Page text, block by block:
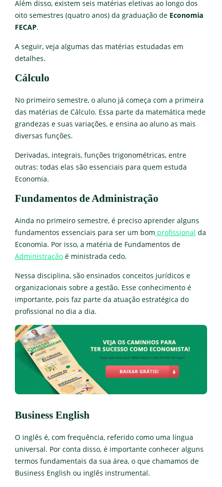
Além disso, existem seis matérias eletivas ao longo dos
oito semestres (quatro anos) da graduação de Economia
FECAP.
A seguir, veja algumas das matérias estudadas em
detalhes.
Cálculo
No primeiro semestre, o aluno já começa com a primeira
das matérias de Cálculo. Essa parte da matemática mede
grandezas e suas variações, e ensina ao aluno as mais
diversas funções.
Derivadas, integrais, funções trigonométricas, entre
outras: todas elas são essenciais para quem estuda
Economia.
Fundamentos de Administração
Ainda no primeiro semestre, é preciso aprender alguns
fundamentos essenciais para ser um bom profissional da
Economia. Por isso, a matéria de Fundamentos de
Administração é ministrada cedo.
Nessa disciplina, são ensinados conceitos jurídicos e
organizacionais sobre a gestão. Esse conhecimento é
importante, pois faz parte da atuação estratégica do
profissional no dia a dia.
Business English
O inglês é, com frequência, referido como uma língua
universal. Por conta disso, é importante conhecer alguns
termos fundamentais da sua área, o que chamamos de
Business English ou inglês instrumental.